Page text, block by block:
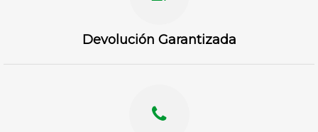
Devolución Garantizada